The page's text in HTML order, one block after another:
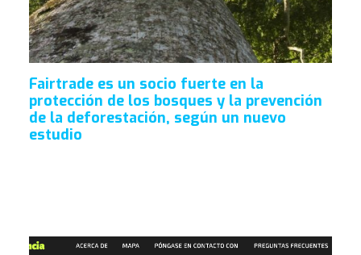
Fairtrade es un socio fuerte en la
protección de los bosques y la prevención
de la deforestación, según un nuevo
estudio